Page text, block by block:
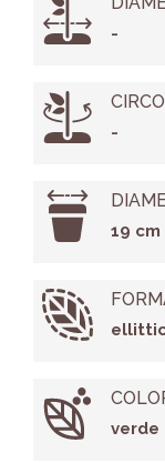
-
-
19 cm
verde